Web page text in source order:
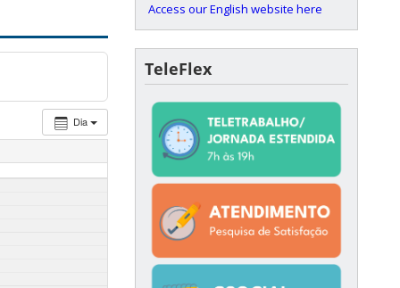
Dia
Access our English website here
TeleFlex